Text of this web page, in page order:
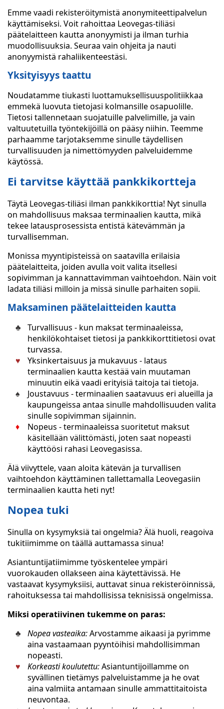
Emme vaadi rekisteröitymistä anonymiteettipalvelun
käyttämiseksi. Voit rahoittaa Leovegas-tiliäsi
päätelaitteen kautta anonyymisti ja ilman turhia
muodollisuuksia. Seuraa vain ohjeita ja nauti
anonyymistä rahaliikenteestäsi.
Yksityisyys taattu
Noudatamme tiukasti luottamuksellisuuspolitiikkaa
emmekä luovuta tietojasi kolmansille osapuolille.
Tietosi tallennetaan suojatuille palvelimille, ja vain
valtuutetuilla työntekijöillä on pääsy niihin. Teemme
parhaamme tarjotaksemme sinulle täydellisen
turvallisuuden ja nimettömyyden palveluidemme
käytössä.
Ei tarvitse käyttää pankkikortteja
Täytä Leovegas-tiliäsi ilman pankkikorttia! Nyt sinulla
on mahdollisuus maksaa terminaalien kautta, mikä
tekee latausprosessista entistä kätevämmän ja
turvallisemman.
Monissa myyntipisteissä on saatavilla erilaisia
päätelaitteita, joiden avulla voit valita itsellesi
sopivimman ja kannattavimman vaihtoehdon. Näin voit
ladata tiliäsi milloin ja missä sinulle parhaiten sopii.
Maksaminen päätelaitteiden kautta
Turvallisuus - kun maksat terminaaleissa,
henkilökohtaiset tietosi ja pankkikorttitietosi ovat
turvassa.
Yksinkertaisuus ja mukavuus - lataus
terminaalien kautta kestää vain muutaman
minuutin eikä vaadi erityisiä taitoja tai tietoja.
Joustavuus - terminaalien saatavuus eri alueilla ja
kaupungeissa antaa sinulle mahdollisuuden valita
sinulle sopivimman sijainnin.
Nopeus - terminaaleissa suoritetut maksut
käsitellään välittömästi, joten saat nopeasti
käyttöösi rahasi Leovegasissa.
Älä viivyttele, vaan aloita kätevän ja turvallisen
vaihtoehdon käyttäminen tallettamalla Leovegasiin
terminaalien kautta heti nyt!
Nopea tuki
Sinulla on kysymyksiä tai ongelmia? Älä huoli, reagoiva
tukitiimimme on täällä auttamassa sinua!
Asiantuntijatiimimme työskentelee ympäri
vuorokauden ollakseen aina käytettävissä. He
vastaavat kysymyksiisi, auttavat sinua rekisteröinnissä,
rahoituksessa tai mahdollisissa teknisissä ongelmissa.
Miksi operatiivinen tukemme on paras:
Nopea vasteaika:Arvostamme aikaasi ja pyrimme
aina vastaamaan pyyntöihisi mahdollisimman
nopeasti.
Korkeasti koulutettu:Asiantuntijoillamme on
syvällinen tietämys palveluistamme ja he ovat
aina valmiita antamaan sinulle ammattitaitoista
neuvontaa.